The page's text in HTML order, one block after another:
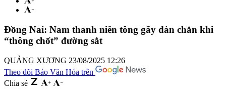
Đồng Nai: Nam thanh niên tông gãy dàn chắn khi
“thông chốt” đường sắt
QUẢNG XƯƠNG 23/08/2025 12:26
Theo dõi Báo Văn Hóa trên
Chia sẻ